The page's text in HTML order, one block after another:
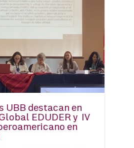
UBB destacan en
EDUDER y IV
en